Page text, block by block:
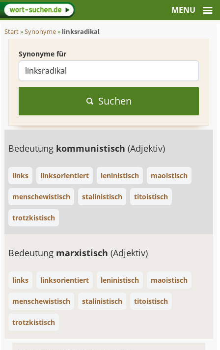
Start»Synonyme» linksradikal
Synonyme für
Suchen
Bedeutung kommunistisch(Adjektiv)
links linksorientiert leninistisch maoistisch
menschewistisch stalinistisch titoistisch
trotzkistisch
Bedeutung marxistisch(Adjektiv)
links linksorientiert leninistisch maoistisch
menschewistisch stalinistisch titoistisch
trotzkistisch